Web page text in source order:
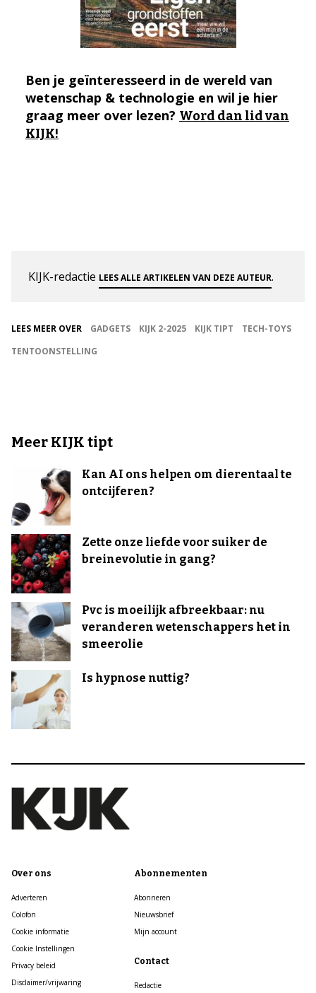
Ben je geïnteresseerd in de wereld van
wetenschap & technologie en wil je hier
graag meer over lezen? Word dan lid van
KIJK!
KIJK-redactie LEES ALLE ARTIKELEN VAN DEZE AUTEUR.
LEES MEER OVER GADGETS KIJK 2-2025 KIJK TIPT
TECH-TOYS
TENTOONSTELLING
Meer KIJK tipt
Kan AI ons helpen om dierentaal te
ontcijferen?
Zette onze liefde voor suiker de
breinevolutie in gang?
Pvc is moeilijk afbreekbaar: nu
veranderen wetenschappers het in
smeerolie
Is hypnose nuttig?
Over ons
Adverteren
Colofon
Cookie informatie
Cookie Instellingen
Privacy beleid
Disclaimer/vrijwaring
Abonnementen
Abonneren
Nieuwsbrief
Mijn account
Contact
Redactie